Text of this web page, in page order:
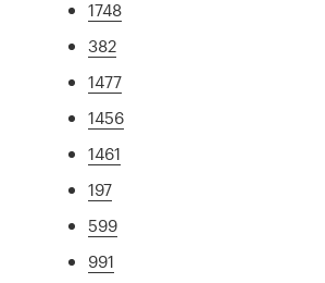
1748
382
1477
1456
1461
197
599
991